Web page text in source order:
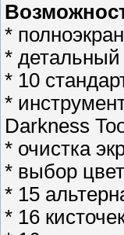
*
*
* 10
*
Darkness
* очистка
* выбор
* 15
* 16